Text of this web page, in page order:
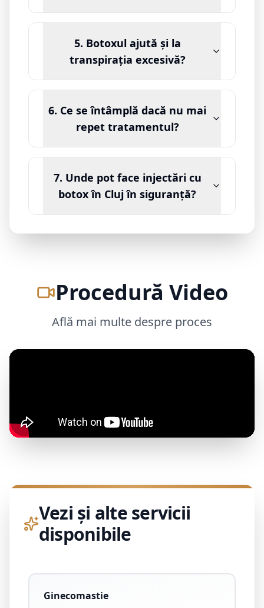
5. Botoxul ajută și la
transpirația excesivă?
6. Ce se întâmplă dacă nu mai
repet tratamentul?
7. Unde pot face injectări cu
botox în Cluj în siguranță?
Procedură Video
Află mai multe despre proces
Vezi și alte servicii
disponibile
Ginecomastie